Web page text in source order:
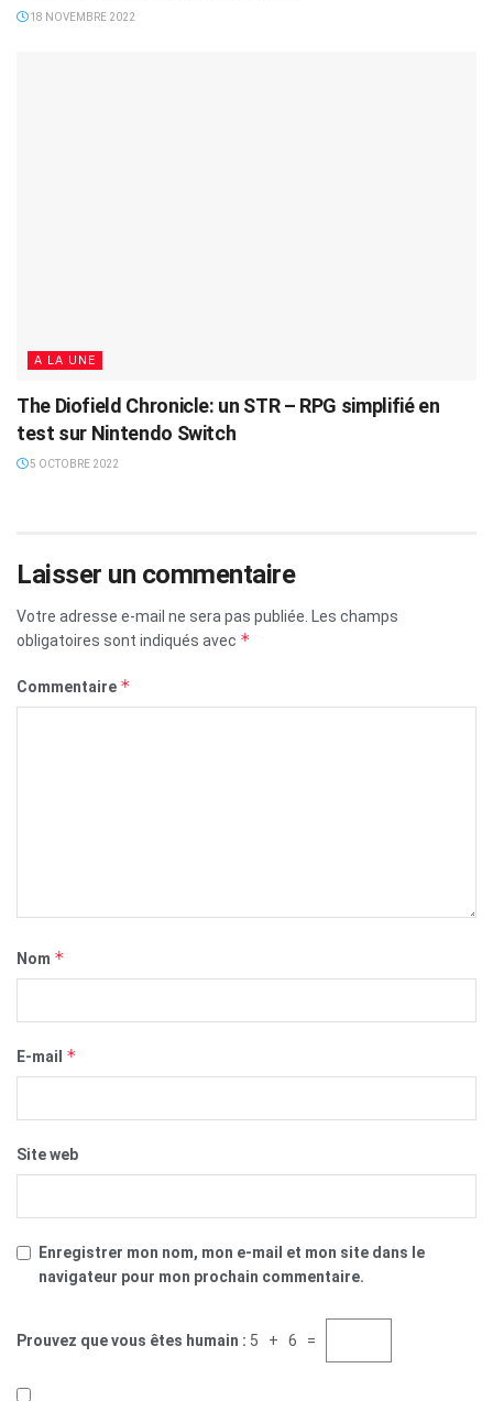
18 NOVEMBRE 2022
A LA UNE
The Diofield Chronicle: un STR – RPG simplifié en
test sur Nintendo Switch
5 OCTOBRE 2022
Laisser un commentaire
Votre adresse e-mail ne sera pas publiée.
Les champs
obligatoires sont indiqués avec *
Commentaire *
Nom *
E-mail *
Site web
Enregistrer mon nom, mon e-mail et mon site dans le
navigateur pour mon prochain commentaire.
Prouvez que vous êtes humain : 5 + 6 =